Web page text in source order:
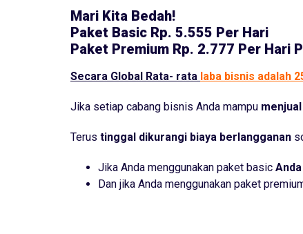
Mari Kita Bedah!
Paket Basic Rp. 5.555 Per Hari
Paket Premium Rp. 2.777 Per Hari
Secara Global Rata- rata laba bisnis adalah
Jika setiap cabang bisnis Anda mampu
Terus tinggal dikurangi biaya berlangganan
Jika Anda menggunakan paket basic
Dan jika Anda menggunakan paket